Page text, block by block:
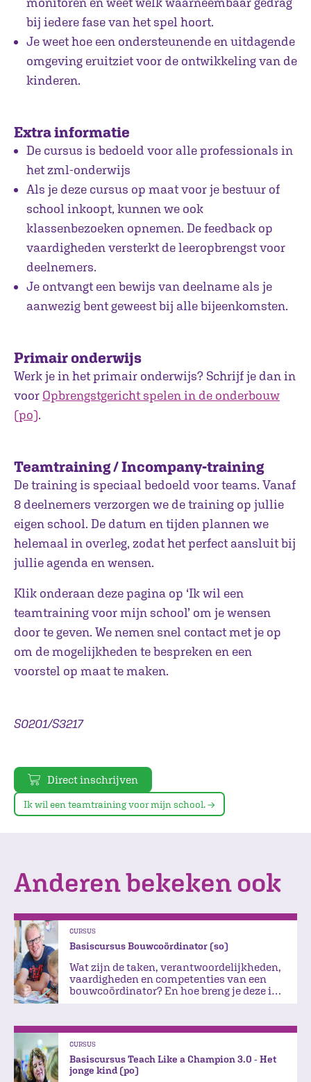
bij iedere fase van het spel hoort.
Je weet hoe een ondersteunende en uitdagende
omgeving eruitziet voor de ontwikkeling van de
kinderen.
Extra informatie
De cursus is bedoeld voor alle professionals in
het zml-onderwijs
Als je deze cursus op maat voor je bestuur of
school inkoopt, kunnen we ook
klassenbezoeken opnemen. De feedback op
vaardigheden versterkt de leeropbrengst voor
deelnemers.
Je ontvangt een bewijs van deelname als je
aanwezig bent geweest bij alle bijeenkomsten.
Primair onderwijs
Werk je in het primair onderwijs? Schrijf je dan in
voor Opbrengstgericht spelen in de onderbouw
(po).
Teamtraining / Incompany-training
De training is speciaal bedoeld voor teams. Vanaf
8 deelnemers verzorgen we de training op jullie
eigen school. De datum en tijden plannen we
helemaal in overleg, zodat het perfect aansluit bij
jullie agenda en wensen.
Klik onderaan deze pagina op ‘Ik wil een
teamtraining voor mijn school’ om je wensen
door te geven. We nemen snel contact met je op
om de mogelijkheden te bespreken en een
voorstel op maat te maken.
S0201/S3217
Direct inschrijven
Ik wil een teamtraining voor mijn school.
Anderen bekeken ook
CURSUS
Basiscursus Bouwcoördinator (so)
Wat zijn de taken, verantwoordelijkheden,
vaardigheden en competenties van een
bouwcoördinator? En hoe breng je deze in
CURSUS
Basiscursus Teach Like a Champion 3.0 - Het
jonge kind (po)